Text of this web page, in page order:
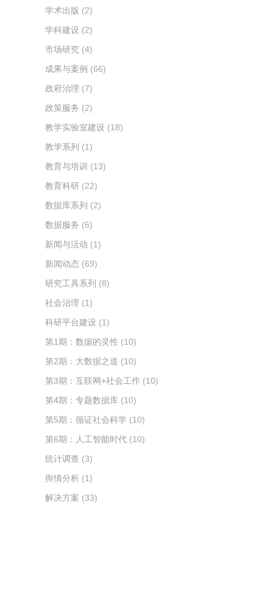
学术出版 (2)
学科建设 (2)
市场研究 (4)
成果与案例 (66)
政府治理 (7)
政策服务 (2)
教学实验室建设 (18)
教学系列 (1)
教育与培训 (13)
教育科研 (22)
数据库系列 (2)
数据服务 (6)
新闻与活动 (1)
新闻动态 (69)
研究工具系列 (8)
社会治理 (1)
科研平台建设 (1)
第1期：数据的灵性 (10)
第2期：大数据之道 (10)
第3期：互联网+社会工作 (10)
第4期：专题数据库 (10)
第5期：循证社会科学 (10)
第6期：人工智能时代 (10)
统计调查 (3)
舆情分析 (1)
解决方案 (33)